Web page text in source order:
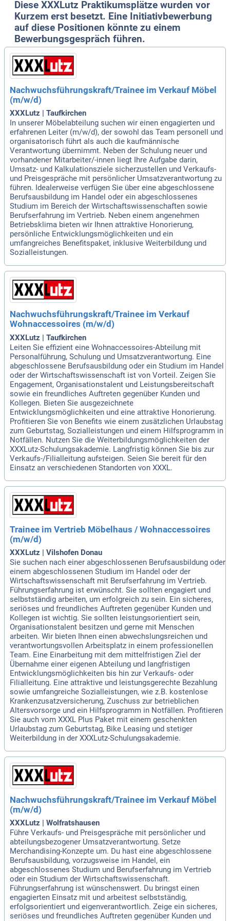
Diese XXXLutz Praktikumsplätze wurden vor
Kurzem erst besetzt. Eine Initiativbewerbung
auf diese Positionen könnte zu einem
Bewerbungsgespräch führen.
Nachwuchsführungskraft/Trainee im Verkauf Möbel
(m/w/d)
XXXLutz | Taufkirchen
In unserer Möbelabteilung suchen wir einen engagierten und
erfahrenen Leiter (m/w/d), der sowohl das Team personell und
organisatorisch führt als auch die kaufmännische
Verantwortung übernimmt. Neben der Schulung neuer und
vorhandener Mitarbeiter/-innen liegt Ihre Aufgabe darin,
Umsatz- und Kalkulationsziele sicherzustellen und Verkaufs-
und Preisgespräche mit persönlicher Umsatzverantwortung zu
führen. Idealerweise verfügen Sie über eine abgeschlossene
Berufsausbildung im Handel oder ein abgeschlossenes
Studium im Bereich der Wirtschaftswissenschaften sowie
Berufserfahrung im Vertrieb. Neben einem angenehmen
Betriebsklima bieten wir Ihnen attraktive Honorierung,
persönliche Entwicklungsmöglichkeiten und ein
umfangreiches Benefitspaket, inklusive Weiterbildung und
Sozialleistungen.
Nachwuchsführungskraft/Trainee im Verkauf
Wohnaccessoires (m/w/d)
XXXLutz | Taufkirchen
Leiten Sie effizient eine Wohnaccessoires-Abteilung mit
Personalführung, Schulung und Umsatzverantwortung. Eine
abgeschlossene Berufsausbildung oder ein Studium im Handel
oder der Wirtschaftswissenschaft ist von Vorteil. Zeigen Sie
Engagement, Organisationstalent und Leistungsbereitschaft
sowie ein freundliches Auftreten gegenüber Kunden und
Kollegen. Bieten Sie ausgezeichnete
Entwicklungsmöglichkeiten und eine attraktive Honorierung.
Profitieren Sie von Benefits wie einem zusätzlichen Urlaubstag
zum Geburtstag, Sozialleistungen und einem Hilfsprogramm in
Notfällen. Nutzen Sie die Weiterbildungsmöglichkeiten der
XXXLutz-Schulungsakademie. Langfristig können Sie bis zur
Verkaufs-/Filialleitung aufsteigen. Seien Sie bereit für den
Einsatz an verschiedenen Standorten von XXXL.
Trainee im Vertrieb Möbelhaus / Wohnaccessoires
(m/w/d)
XXXLutz | Vilshofen Donau
Sie suchen nach einer abgeschlossenen Berufsausbildung oder
einem abgeschlossenen Studium im Handel oder der
Wirtschaftswissenschaft mit Berufserfahrung im Vertrieb.
Führungserfahrung ist erwünscht. Sie sollten engagiert und
selbstständig arbeiten, um erfolgreich zu sein. Ein sicheres,
seriöses und freundliches Auftreten gegenüber Kunden und
Kollegen ist wichtig. Sie sollten leistungsorientiert sein,
Organisationstalent besitzen und gerne mit Menschen
arbeiten. Wir bieten Ihnen einen abwechslungsreichen und
verantwortungsvollen Arbeitsplatz in einem professionellen
Team. Eine Einarbeitung mit dem mittelfristigen Ziel der
Übernahme einer eigenen Abteilung und langfristigen
Entwicklungsmöglichkeiten bis hin zur Verkaufs- oder
Filialleitung. Eine attraktive und leistungsgerechte Bezahlung
sowie umfangreiche Sozialleistungen, wie z.B. kostenlose
Krankenzusatzversicherung, Zuschuss zur betrieblichen
Altersvorsorge und ein Hilfsprogramm in Notfällen. Profitieren
Sie auch vom XXXL Plus Paket mit einem geschenkten
Urlaubstag zum Geburtstag, Bike Leasing und stetiger
Weiterbildung in der XXXLutz-Schulungsakademie.
Nachwuchsführungskraft/Trainee im Verkauf Möbel
(m/w/d)
XXXLutz | Wolfratshausen
Führe Verkaufs- und Preisgespräche mit persönlicher und
abteilungsbezogener Umsatzverantwortung. Setze
Merchandising-Konzepte um. Du hast eine abgeschlossene
Berufsausbildung, vorzugsweise im Handel, ein
abgeschlossenes Studium und Berufserfahrung im Vertrieb
oder ein Studium der Wirtschaftswissenschaft.
Führungserfahrung ist wünschenswert. Du bringst einen
engagierten Einsatz mit und arbeitest selbstständig,
erfolgsorientiert und eigenverantwortlich. Zeige ein sicheres,
seriöses und freundliches Auftreten gegenüber Kunden und